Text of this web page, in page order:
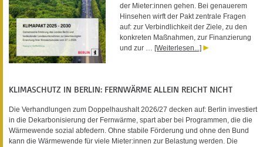
der Mieter:innen gehen. Bei genauerem
Hinsehen wirft der Pakt zentrale Fragen
auf: zur Verbindlichkeit der Ziele, zu den
konkreten Maßnahmen, zur Finanzierung
und zur … [Weiterlesen...]
KLIMASCHUTZ IN BERLIN: FERNWÄRME ALLEIN REICHT NICHT
Die Verhandlungen zum Doppelhaushalt 2026/27 decken auf: Berlin investiert
in die Dekarbonisierung der Fernwärme, spart aber bei Programmen, die die
Wärmewende sozial abfedern. Ohne stabile Förderung und ohne den Bund
kann die Wärmewende für viele Mieter:innen zur Belastung werden. Die